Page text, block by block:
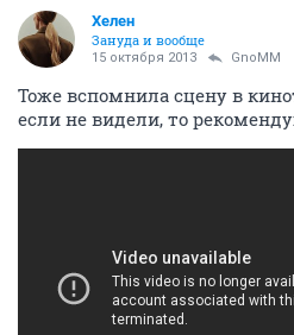
Хелен
Зануда и вообще
15 октября 2013 GnoMM
Тоже вспомнила сцену в
если не видели, то